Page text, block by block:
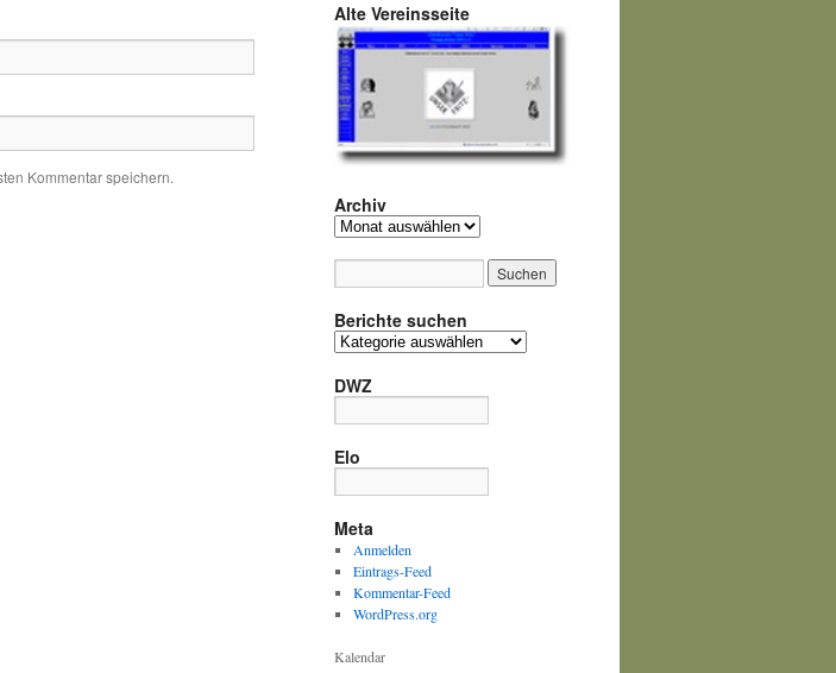
Kommentar speichern.
Alte Vereinsseite
Archiv
Archiv
Berichte suchen
Berichte
DWZ
Elo
Meta
Anmelden
Eintrags-Feed
Kommentar-Feed
WordPress.org
Kalendar